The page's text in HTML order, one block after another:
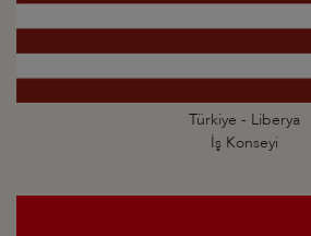
Türkiye - Liberya
İş Konseyi